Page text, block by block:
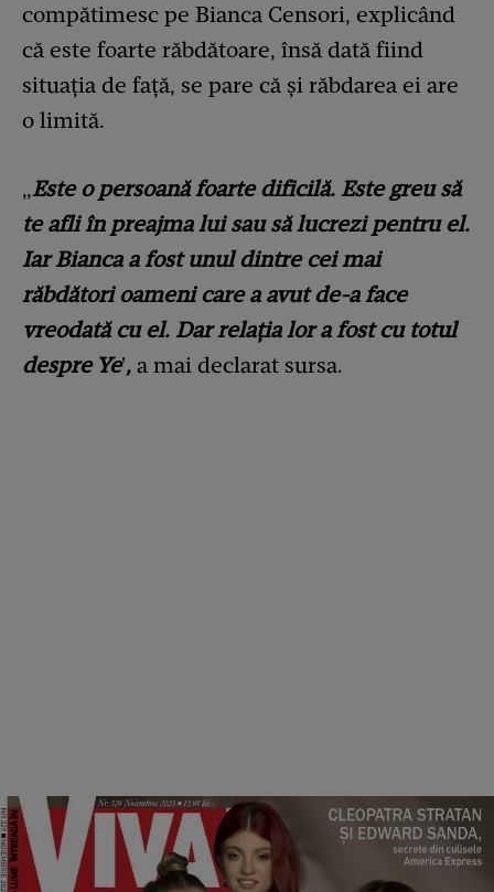
compătimesc pe Bianca Censori, explicând
că este foarte răbdătoare, însă dată fiind
situația de față, se pare că și răbdarea ei are
o limită.
„Este o persoană foarte dificilă. Este greu să
te afli în preajma lui sau să lucrezi pentru el.
Iar Bianca a fost unul dintre cei mai
răbdători oameni care a avut de-a face
vreodată cu el. Dar relația lor a fost cu totul
despre Ye', a mai declarat sursa.